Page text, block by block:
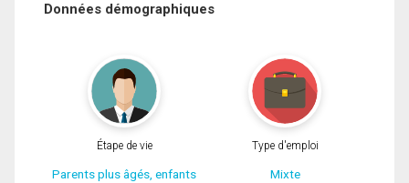
Données démographiques
Étape de vie
Parents plus âgés, enfants
Type d'emploi
Mixte